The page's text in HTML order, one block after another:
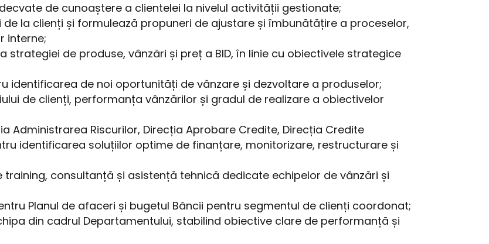
de cunoaștere a clientelei la nivelul activității gestionate;
la clienți și formulează propuneri de ajustare și îmbunătățire a proceselor,
interne;
de produse, vânzări și preț a BID, în linie cu obiectivele strategice
de noi oportunități de vânzare și dezvoltare a produselor;
de clienți, performanța vânzărilor și gradul de realizare a obiectivelor
Administrarea Riscurilor, Direcția Aprobare Credite, Direcția Credite
identificarea soluțiilor optime de finanțare, monitorizare, restructurare și
consultanță și asistență tehnică dedicate echipelor de vânzări și
Planul de afaceri și bugetul Băncii pentru segmentul de clienți coordonat;
din cadrul Departamentului, stabilind obiective clare de performanță și